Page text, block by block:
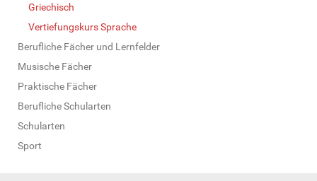
Griechisch
Vertiefungskurs Sprache
Berufliche Fächer und Lernfelder
Musische Fächer
Praktische Fächer
Berufliche Schularten
Schularten
Sport